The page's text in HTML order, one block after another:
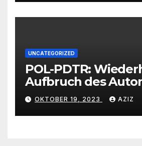
UNCATEGORIZED
POL-PDTR:
Aufbruch des
Hermeskeil am
OKTOBER 19, 2023 AZIZ